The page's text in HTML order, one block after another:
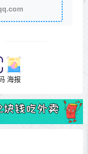
海报